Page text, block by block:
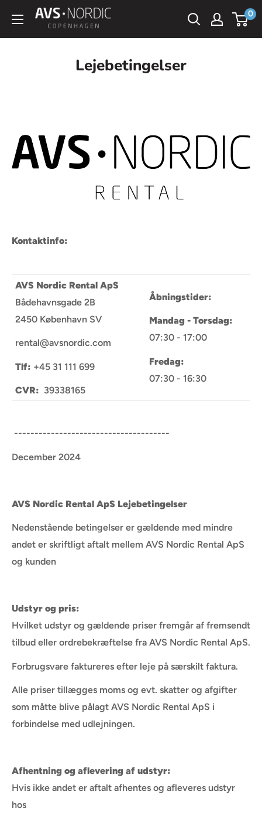
indhold
AVS
0
Lejebetingelser
Kontaktinfo:
AVS Nordic Rental ApS
Bådehavnsgade 2B
2450 København SV
rental@avsnordic.com
Tlf: +45 31 111 699
CVR: 39338165
Åbningstider:
Mandag - Torsdag:
07:30 - 17:00
Fredag:
07:30 - 16:30
--------------------------------------
December 2024
AVS Nordic Rental ApS Lejebetingelser
Nedenstående betingelser er gældende med mindre
andet er skriftligt aftalt mellem AVS Nordic Rental ApS
og kunden
Udstyr og pris:
Hvilket udstyr og gældende priser fremgår af fremsendt
tilbud eller ordrebekræftelse fra AVS Nordic Rental ApS.
Forbrugsvare faktureres efter leje på særskilt faktura.
Alle priser tillægges moms og evt. skatter og afgifter
som måtte blive pålagt AVS Nordic Rental ApS i
forbindelse med udlejningen.
Afhentning og aflevering af udstyr:
Hvis ikke andet er aftalt afhentes og afleveres udstyr
hos